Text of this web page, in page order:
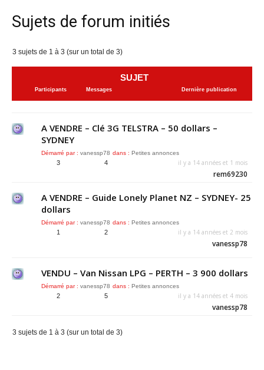
Sujets de forum initiés
3 sujets de 1 à 3 (sur un total de 3)
SUJET
Participants Messages Dernière publication
A VENDRE – Clé 3G TELSTRA – 50 dollars –
SYDNEY
Démarré par : vanessp78 dans : Petites annonces
3 4 il y a 14 années et 1 mois
rem69230
A VENDRE – Guide Lonely Planet NZ – SYDNEY- 25
dollars
Démarré par : vanessp78 dans : Petites annonces
1 2 il y a 14 années et 2 mois
vanessp78
VENDU – Van Nissan LPG – PERTH – 3 900 dollars
Démarré par : vanessp78 dans : Petites annonces
2 5 il y a 14 années et 4 mois
vanessp78
3 sujets de 1 à 3 (sur un total de 3)